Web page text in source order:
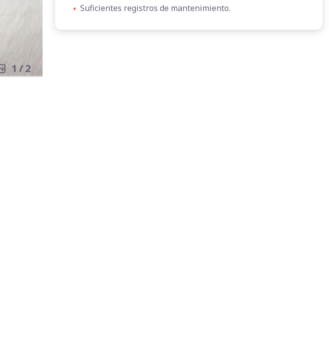
1 /2
• Suficientes registros de mantenimiento.